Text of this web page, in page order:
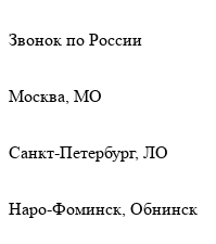
Звонок по России
Москва, МО
Санкт-Петербург, ЛО
Наро-Фоминск, Обнинск